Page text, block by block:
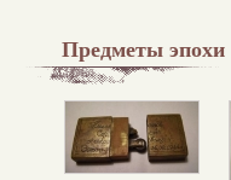
Предметы эпохи